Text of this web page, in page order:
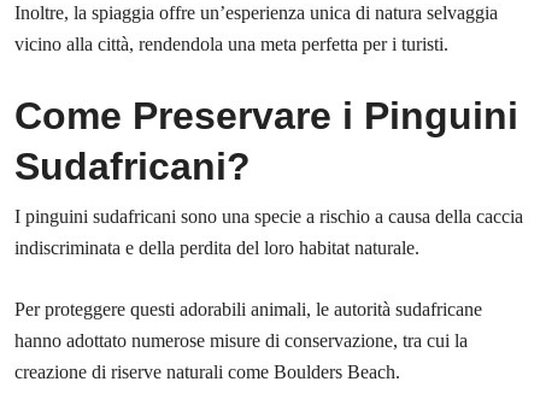
Inoltre, la spiaggia offre un’esperienza unica di natura selvaggia
vicino alla città, rendendola una meta perfetta per i turisti.
Come Preservare i Pinguini
Sudafricani?
I pinguini sudafricani sono una specie a rischio a causa della caccia
indiscriminata e della perdita del loro habitat naturale.
Per proteggere questi adorabili animali, le autorità sudafricane
hanno adottato numerose misure di conservazione, tra cui la
creazione di riserve naturali come Boulders Beach.